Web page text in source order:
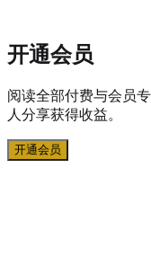
开通会员
阅读全部付费与会员
人分享获得收益。
开通会员